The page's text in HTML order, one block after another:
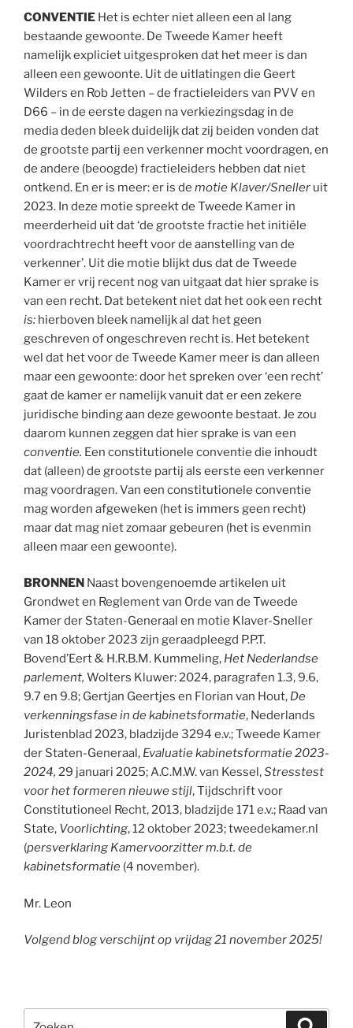
CONVENTIE Het is echter niet alleen een al lang
bestaande gewoonte. De Tweede Kamer heeft
namelijk expliciet uitgesproken dat het meer is dan
alleen een gewoonte. Uit de uitlatingen die Geert
Wilders en Rob Jetten – de fractieleiders van PVV en
D66 – in de eerste dagen na verkiezingsdag in de
media deden bleek duidelijk dat zij beiden vonden dat
de grootste partij een verkenner mocht voordragen, en
de andere (beoogde) fractieleiders hebben dat niet
ontkend. En er is meer: er is de motie Klaver/Sneller uit
2023. In deze motie spreekt de Tweede Kamer in
meerderheid uit dat ‘de grootste fractie het initiële
voordrachtrecht heeft voor de aanstelling van de
verkenner’. Uit die motie blijkt dus dat de Tweede
Kamer er vrij recent nog van uitgaat dat hier sprake is
van een recht. Dat betekent niet dat het ook een recht
is: hierboven bleek namelijk al dat het geen
geschreven of ongeschreven recht is. Het betekent
wel dat het voor de Tweede Kamer meer is dan alleen
maar een gewoonte: door het spreken over ‘een recht’
gaat de kamer er namelijk vanuit dat er een zekere
juridische binding aan deze gewoonte bestaat. Je zou
daarom kunnen zeggen dat hier sprake is van een
conventie. Een constitutionele conventie die inhoudt
dat (alleen) de grootste partij als eerste een verkenner
mag voordragen. Van een constitutionele conventie
mag worden afgeweken (het is immers geen recht)
maar dat mag niet zomaar gebeuren (het is evenmin
alleen maar een gewoonte).
BRONNEN Naast bovengenoemde artikelen uit
Grondwet en Reglement van Orde van de Tweede
Kamer der Staten-Generaal en motie Klaver-Sneller
van 18 oktober 2023 zijn geraadpleegd P.P.T.
Bovend’Eert & H.R.B.M. Kummeling, Het Nederlandse
parlement, Wolters Kluwer: 2024, paragrafen 1.3, 9.6,
9.7 en 9.8; Gertjan Geertjes en Florian van Hout, De
verkenningsfase in de kabinetsformatie, Nederlands
Juristenblad 2023, bladzijde 3294 e.v.; Tweede Kamer
der Staten-Generaal, Evaluatie kabinetsformatie 2023-
2024, 29 januari 2025; A.C.M.W. van Kessel,Stresstest
voorhetformeren nieuwestijl, Tijdschrift voor
Constitutioneel Recht, 2013, bladzijde 171 e.v.; Raad van
State, Voorlichting, 12 oktober 2023; tweedekamer.nl
(persverklaring Kamervoorzitter m.b.t. de
kabinetsformatie (4 november).
Mr. Leon
Volgend blog verschijnt op vrijdag 21 november 2025!